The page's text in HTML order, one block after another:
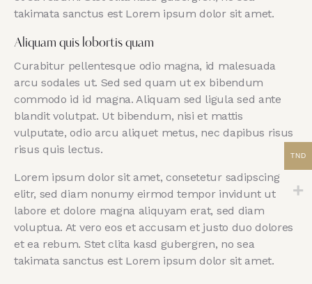
takimata sanctus est Lorem ipsum dolor sit amet.
Aliquam quis lobortis quam
Curabitur pellentesque odio magna, id malesuada
arcu sodales ut. Sed sed quam ut ex bibendum
commodo id id magna. Aliquam sed ligula sed ante
blandit volutpat. Ut bibendum, nisi et mattis
vulputate, odio arcu aliquet metus, nec dapibus risus
risus quis lectus.
Lorem ipsum dolor sit amet, consetetur sadipscing
elitr, sed diam nonumy eirmod tempor invidunt ut
labore et dolore magna aliquyam erat, sed diam
voluptua. At vero eos et accusam et justo duo dolores
et ea rebum. Stet clita kasd gubergren, no sea
takimata sanctus est Lorem ipsum dolor sit amet.
TND